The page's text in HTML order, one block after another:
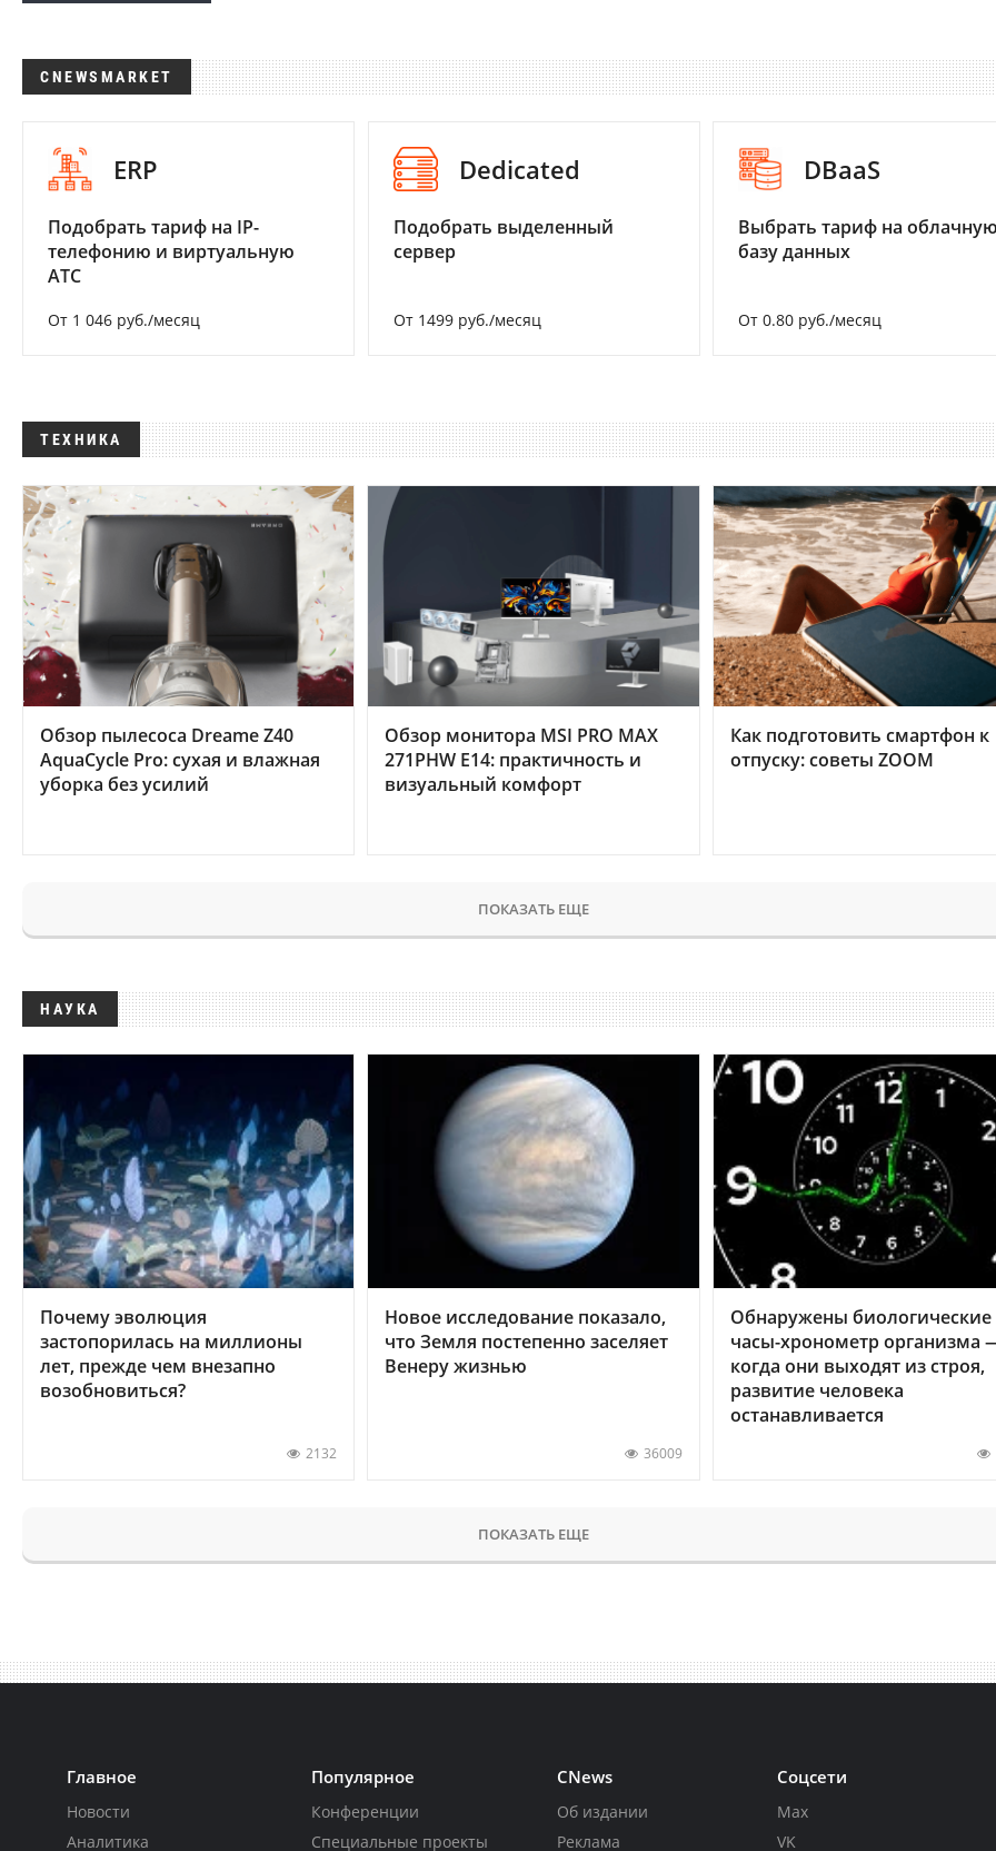
CNEWSMARKET
ERP
Подобрать тариф на IP-
телефонию и виртуальную
АТС
От 1 046 руб./месяц
Dedicated
Подобрать выделенный
сервер
От 1499 руб./месяц
DBaaS
Выбрать тариф на
базу данных
От 0.80 руб./месяц
ТЕХНИКА
Обзор пылесоса Dreame Z40
AquaCycle Pro: сухая и влажная
уборка без усилий
Обзор монитора MSI PRO MAX
271PHW E14: практичность и
визуальный комфорт
Как подготовить смартфон к
отпуску: советы ZOOM
ПОКАЗАТЬ ЕЩЕ
НАУКА
Почему эволюция
застопорилась на миллионы
лет, прежде чем внезапно
возобновиться?
2132
Новое исследование показало,
что Земля постепенно заселяет
Венеру жизнью
36009
Обнаружены биологические
часы-хронометр организма
когда они выходят из строя,
развитие человека
останавливается
ПОКАЗАТЬ ЕЩЕ
Главное
Новости
Аналитика
Популярное
Конференции
Специальные проекты
CNews
Об издании
Реклама
Соцсети
Max
VK